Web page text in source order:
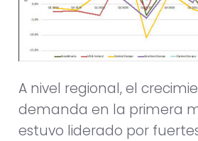
A nivel regional, el
demanda en la primera
estuvo liderado por